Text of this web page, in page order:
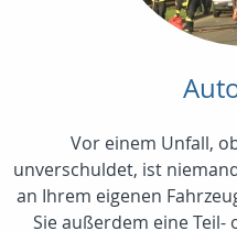
Vor einem Unfall,
unverschuldet, ist
an Ihrem eigenen
Sie außerdem eine